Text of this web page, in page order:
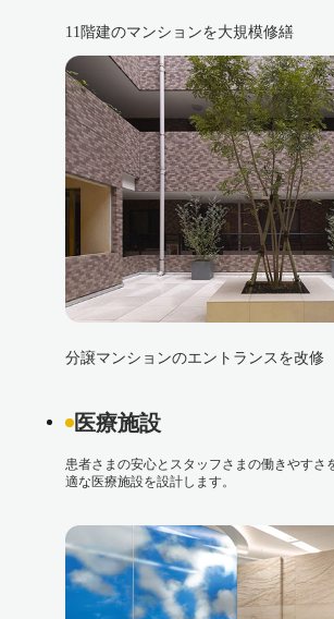
11階建のマンションを大規模修繕
分譲マンションのエントランスを改修
医療施設
患者さまの安心とスタッフさまの働きやすさ
適な医療施設を設計します。